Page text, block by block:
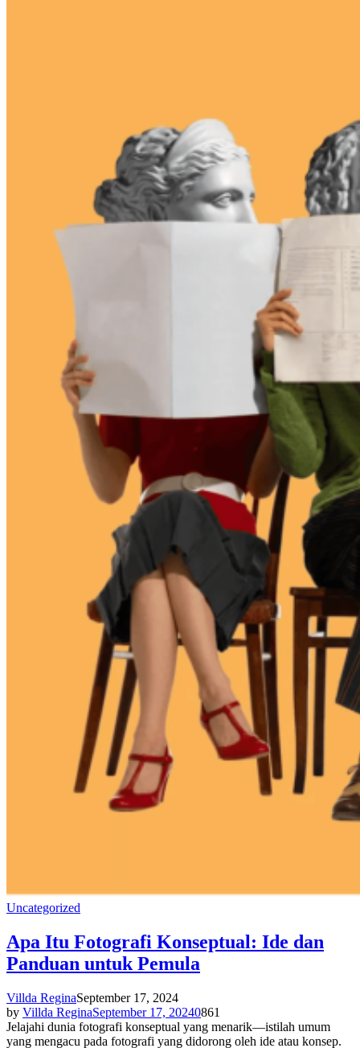
Uncategorized
Apa Itu Fotografi Konseptual: Ide dan
Panduan untuk Pemula
Villda ReginaSeptember 17, 2024
by Villda ReginaSeptember 17, 20240861
Jelajahi dunia fotografi konseptual yang menarik—istilah umum
yang mengacu pada fotografi yang didorong oleh ide atau konsep.